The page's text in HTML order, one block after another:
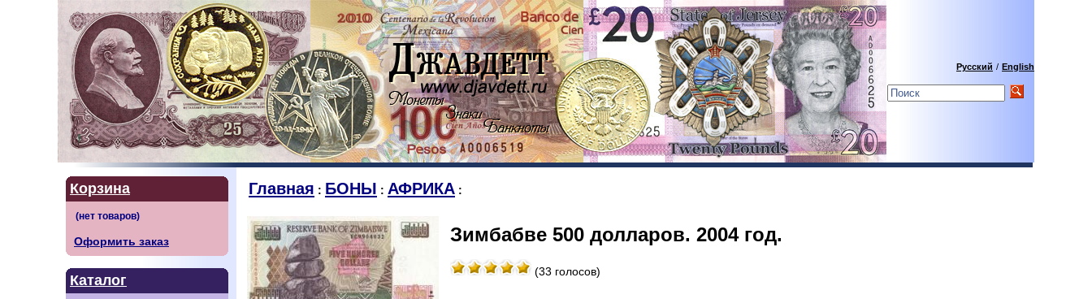
Русский / English
Корзина
Оформить заказ
Каталог
Главная : БОНЫ : АФРИКА :
Зимбабве 500 долларов. 2004 год.
(33 голосов)